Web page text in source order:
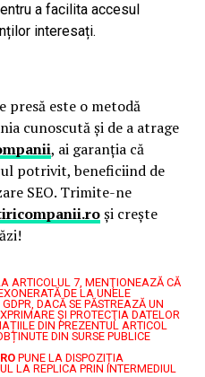
a facilita accesul
interesați.
presă este o metodă
cunoscută și de a atrage
, ai garanția că
potrivit, beneficiind de
SEO. Trimite-ne
și crește
ARTICOLUL 7, MENŢIONEAZĂ CĂ
DE LA UNELE
DACĂ SE PĂSTREAZĂ UN
ŞI PROTECŢIA DATELOR
DIN PREZENTUL ARTICOL
DIN SURSE PUBLICE
PUNE LA DISPOZIȚIA
LA REPLICA PRIN INTERMEDIUL